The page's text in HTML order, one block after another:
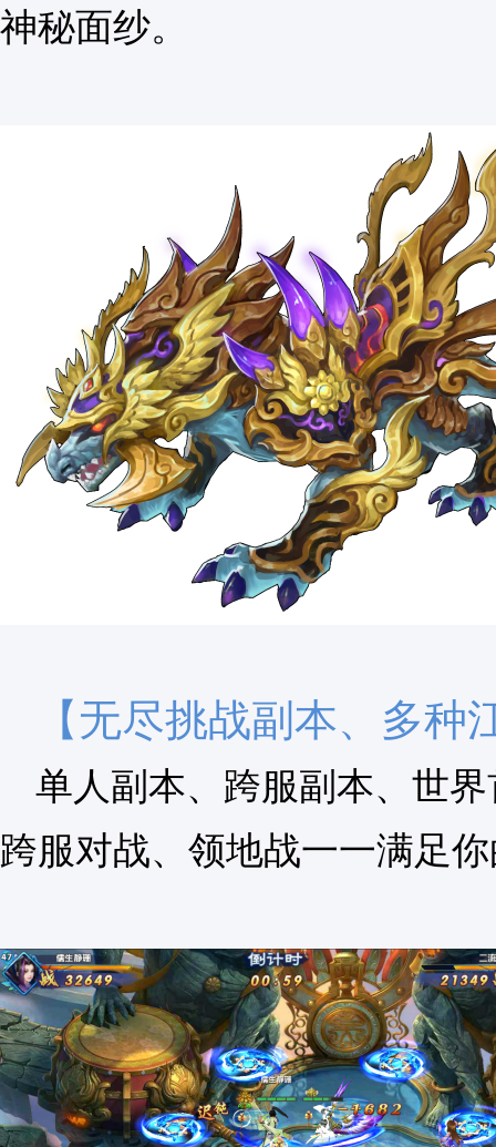
神秘面纱。
【无尽挑战副本、多种
单人副本、跨服副本、世
跨服对战、领地战一一满足